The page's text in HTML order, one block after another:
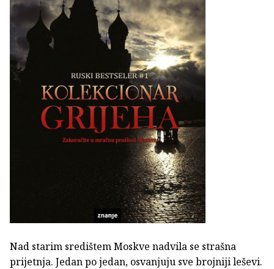
Nad starim središtem Moskve nadvila se strašna
prijetnja. Jedan po jedan, osvanjuju sve brojniji leševi.